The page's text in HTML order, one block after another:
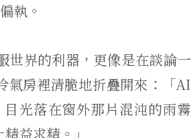
執。
世界的利器，更像是在談論一
氣房裡清脆地折疊開來：「AI
光落在窗外那片混沌的雨霧
益求精。」